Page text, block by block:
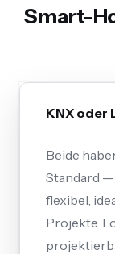
Smart-
KNX oder
Beide
Standard
flexibel,
Projekte.